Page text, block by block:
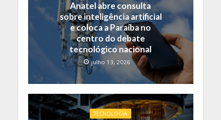
Anatel abre consulta
sobre inteligência artificial
e coloca a Paraíba no
centro do debate
tecnológico nacional
julho 13, 2026
TECNOLOGIA